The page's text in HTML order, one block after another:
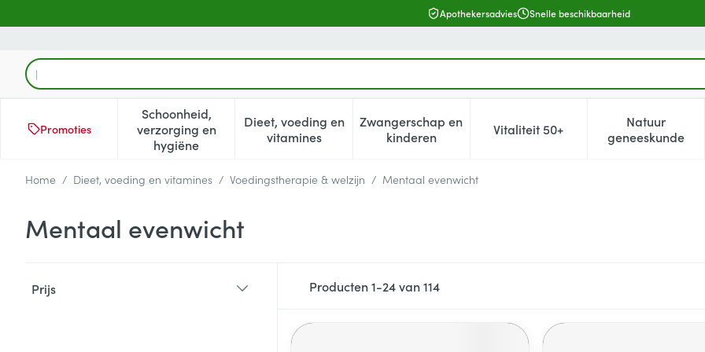
Apothekersadvies Snelle beschikbaarheid
Product, merk, categorie...
Promoties
Schoonheid,
verzorging en
hygiëne
Toon submenu voor Schoonheid, verzorging en hygiëne categorie
Dieet, voeding en
vitaminesToon submenu voor Dieet, voeding en vitamines categorie
Zwangerschap en
kinderenToon submenu voor Zwangerschap en kinderen
Vitaliteit 50+Toon submenu voor Vitaliteit
Natuur
geneeskunde
Toon
Home / Dieet, voeding en vitamines / Voedingstherapie & welzijn / Mentaal evenwicht
Mentaal evenwicht
Prijs
Producten1-24van114